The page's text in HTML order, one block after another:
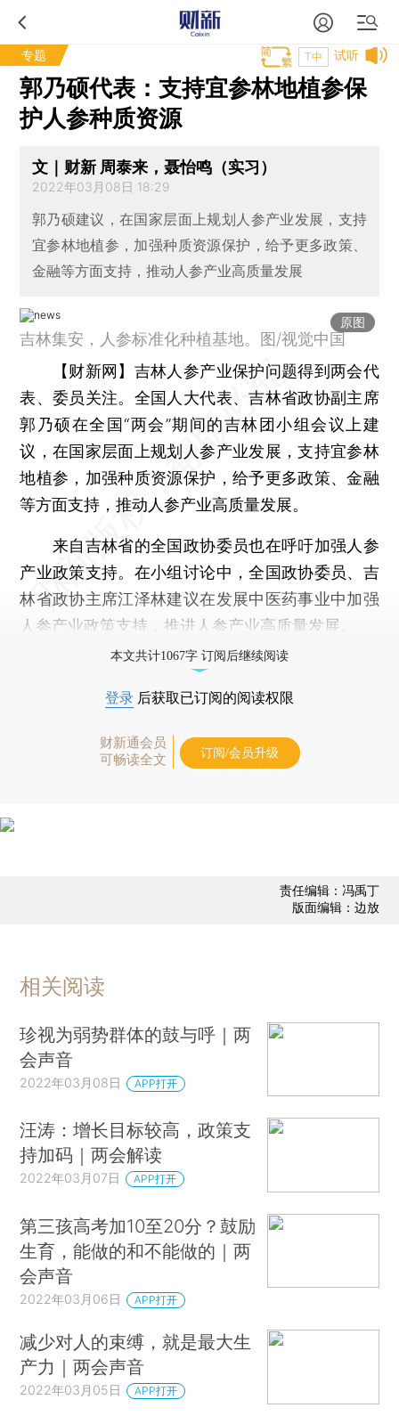
专题 试听
T中
郭乃硕代表：支持宜参林地植参保
护人参种质资源
文｜财新 周泰来，聂怡鸣（实习）
2022年03月08日 18:29
郭乃硕建议，在国家层面上规划人参产业发展，支持
宜参林地植参，加强种质资源保护，给予更多政策、
金融等方面支持，推动人参产业高质量发展
原图
吉林集安，人参标准化种植基地。图/视觉中国
【财新网】 吉林人参产业保护问题得到两会代
表、委员关注。全国人大代表、吉林省政协副主席
郭乃硕在全国“两会”期间的吉林团小组会议上建
议，在国家层面上规划人参产业发展，支持宜参林
地植参，加强种质资源保护，给予更多政策、金融
等方面支持，推动人参产业高质量发展。
来自吉林省的全国政协委员也在呼吁加强人参
产业政策支持。在小组讨论中，全国政协委员、吉
林省政协主席江泽林建议在发展中医药事业中加强
人参产业政策支持，推进人参产业高质量发展。
本文共计1067字 订阅后继续阅读
登录 后获取已订阅的阅读权限
财新通会员
可畅读全文
订阅/会员升级
责任编辑：冯禹丁
版面编辑：边放
相关阅读
珍视为弱势群体的鼓与呼｜两
会声音
2022年03月08日 APP打开
汪涛：增长目标较高，政策支
持加码｜两会解读
2022年03月07日 APP打开
第三孩高考加10至20分？鼓励
生育，能做的和不能做的｜两
会声音
2022年03月06日 APP打开
减少对人的束缚，就是最大生
产力｜两会声音
2022年03月05日 APP打开